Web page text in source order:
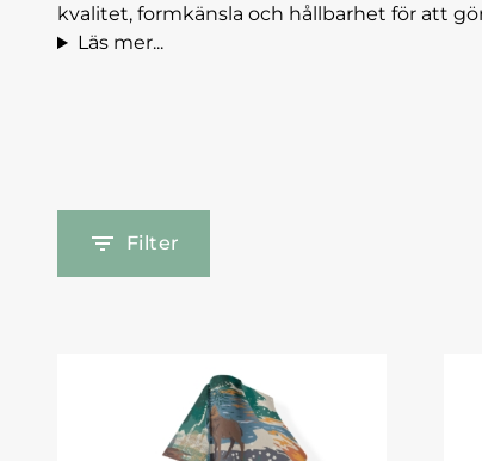
kvalitet, formkänsla och hållbarhet för att
Läs mer...
Filter